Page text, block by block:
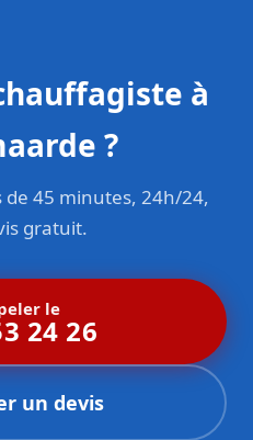
à
?
45 minutes, 24h/24,
gratuit.
le
24 26
un devis